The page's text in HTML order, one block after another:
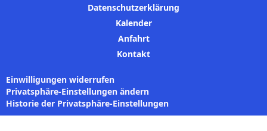
Datenschutzerklärung
Kalender
Anfahrt
Kontakt
Einwilligungen widerrufen
Privatsphäre-Einstellungen ändern
Historie der Privatsphäre-Einstellungen